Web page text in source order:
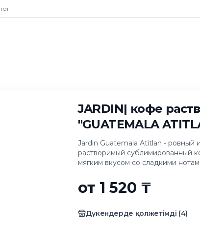
JARDIN| кофе
"GUATEMALA
Jardin Guatemala Atitlan - ровный
растворимый сублимированный
мягким вкусом со сладкими
от 1 520 ₸
Дүкендерде қолжетімді (4)